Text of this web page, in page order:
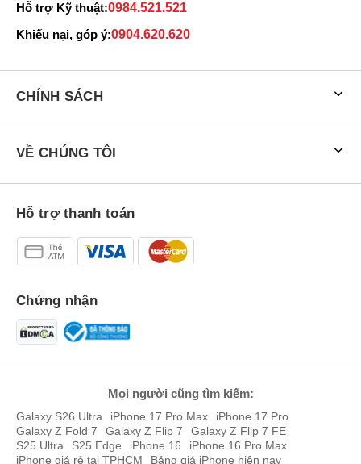
Hỗ trợ Kỹ thuật:0984.521.521
Khiếu nại, góp ý:0904.620.620
CHÍNH SÁCH
VỀ CHÚNG TÔI
Hỗ trợ thanh toán
Chứng nhận
Mọi người cũng tìm kiếm:
Galaxy S26 Ultra iPhone 17 Pro Max
iPhone 17 Pro
Galaxy Z Fold 7
Galaxy Z Flip 7
Galaxy Z Flip 7 FE
S25 Ultra
S25 Edge iPhone 16
iPhone 16 Pro Max
iPhone giá rẻ tại TPHCM
Bảng giá iPhone hiện nay